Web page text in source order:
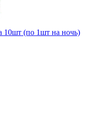
10шт (по 1шт на ночь)